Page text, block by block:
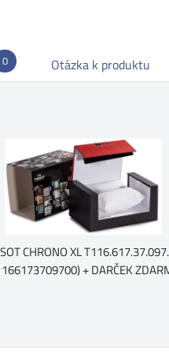
0 Otázka k produktu
CHRONO XL
+ DARČEK